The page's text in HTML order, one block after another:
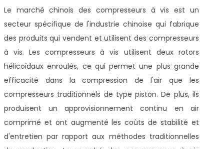
Le marché chinois des compresseurs à vis est un
secteur spécifique de l'industrie chinoise qui fabrique
des produits qui vendent et utilisent des compresseurs
à vis. Les compresseurs à vis utilisent deux rotors
hélicoïdaux enroulés, ce qui permet une plus grande
efficacité dans la compression de l'air que les
compresseurs traditionnels de type piston. De plus, ils
produisent un approvisionnement continu en air
comprimé et ont augmenté les coûts de stabilité et
d'entretien par rapport aux méthodes traditionnelles